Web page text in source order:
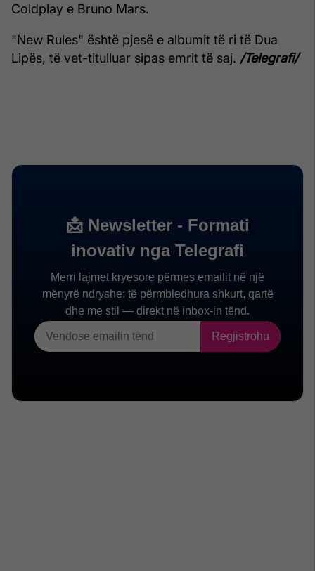
Coldplay e Bruno Mars.
"New Rules" është pjesë e albumit të ri të Dua
Lipës, të vet-titulluar sipas emrit të saj. /Telegrafi/